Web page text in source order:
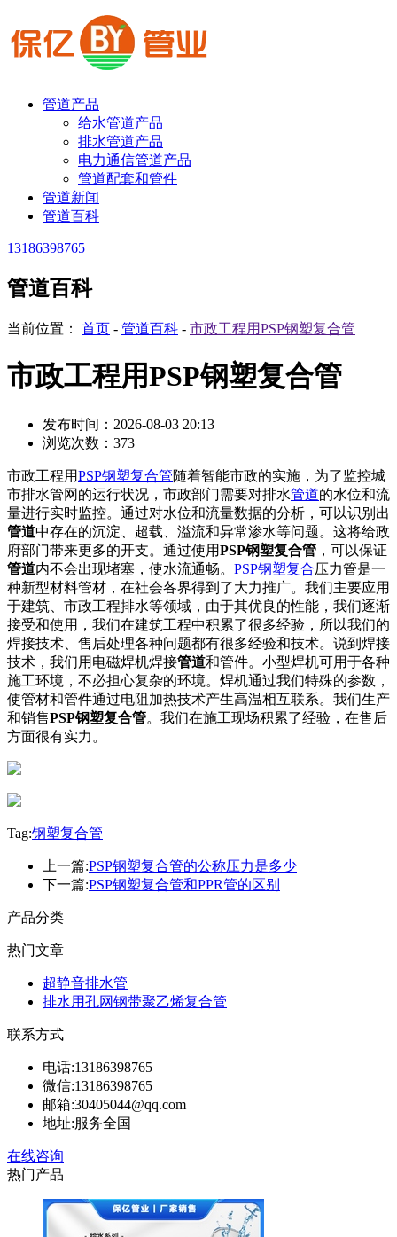
管道产品
给水管道产品
排水管道产品
电力通信管道产品
管道配套和管件
管道新闻
管道百科
13186398765
管道百科
当前位置： 首页 - 管道百科 - 市政工程用PSP钢塑复合管
市政工程用PSP钢塑复合管
发布时间：2026-08-03 20:13
浏览次数：373
市政工程用PSP钢塑复合管随着智能市政的实施，为了监控城
市排水管网的运行状况，市政部门需要对排水管道的水位和流
量进行实时监控。通过对水位和流量数据的分析，可以识别出
管道中存在的沉淀、超载、溢流和异常渗水等问题。这将给政
府部门带来更多的开支。通过使用PSP钢塑复合管 ，可以保证
管道内不会出现堵塞，使水流通畅。 PSP钢塑复合压力管是一
种新型材料管材，在社会各界得到了大力推广。我们主要应用
于建筑、市政工程排水等领域，由于其优良的性能，我们逐渐
接受和使用，我们在建筑工程中积累了很多经验，所以我们的
焊接技术、售后处理各种问题都有很多经验和技术。说到焊接
技术，我们用电磁焊机焊接管道和管件。小型焊机可用于各种
施工环境，不必担心复杂的环境。焊机通过我们特殊的参数，
使管材和管件通过电阻加热技术产生高温相互联系。我们生产
和销售PSP钢塑复合管。我们在施工现场积累了经验，在售后
方面很有实力。
Tag:钢塑复合管
上一篇:PSP钢塑复合管的公称压力是多少
下一篇:PSP钢塑复合管和PPR管的区别
产品分类
热门文章
超静音排水管
排水用孔网钢带聚乙烯复合管
联系方式
电话:13186398765
微信:13186398765
邮箱:30405044@qq.com
地址:服务全国
在线咨询
热门产品